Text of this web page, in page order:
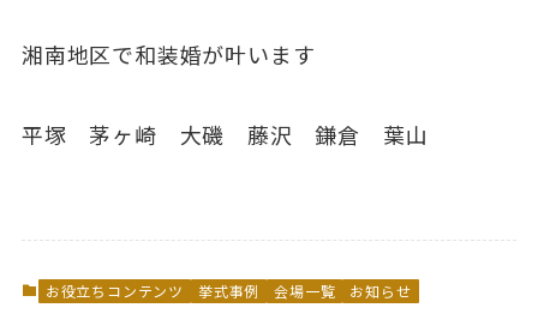
湘南地区で和装婚が叶います
平塚 茅ヶ崎 大磯 藤沢 鎌倉 葉山
お役立ちコンテンツ 挙式事例 会場一覧 お知らせ